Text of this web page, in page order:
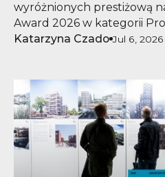
wyróżnionych prestiżową
Award 2026 w kategorii
najbardziej cenionych na
wyjątkowy design.
Katarzyna Czado Jul 6, 2026